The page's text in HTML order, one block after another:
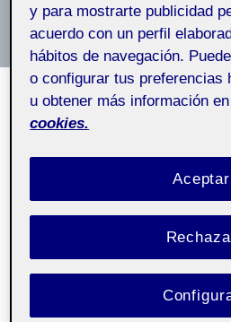
Producción
SIN CATEGORÍA
Reto 4.
PorRebeca Fabregas Falces
Producción gráfica
– Aula 2
y para mostrarte publicidad
acuerdo con un perfil
hábitos de navegación.
o configurar tus preferencias
u obtener más información
cookies.
Aceptar